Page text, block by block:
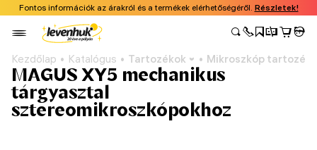
Fontos információk az árakról és a termékek elérhetőségéről. Részletek!
Kezdőlap Katalógus Tartozékok Mikroszkóp
MAGUS XY5 mechanikus
tárgyasztal
sztereomikroszkópokhoz